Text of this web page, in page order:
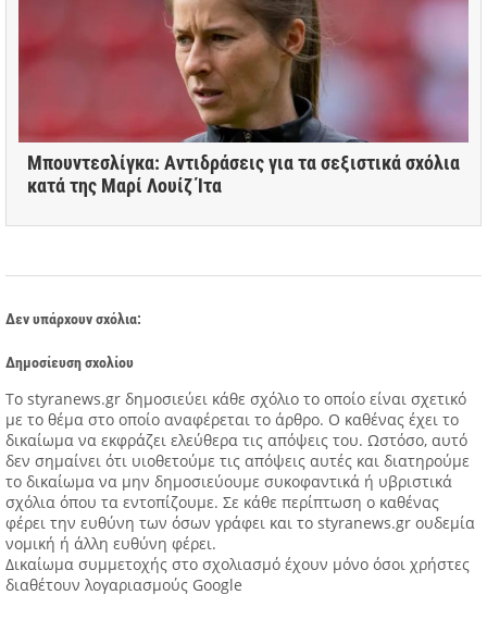
Μπουντεσλίγκα: Αντιδράσεις για τα σεξιστικά σχόλια
κατά της Μαρί Λουίζ Ίτα
Δεν υπάρχουν σχόλια:
Δημοσίευση σχολίου
Tο styranews.gr δημοσιεύει κάθε σχόλιο το οποίο είναι σχετικό
με το θέμα στο οποίο αναφέρεται το άρθρο. Ο καθένας έχει το
δικαίωμα να εκφράζει ελεύθερα τις απόψεις του. Ωστόσο, αυτό
δεν σημαίνει ότι υιοθετούμε τις απόψεις αυτές και διατηρούμε
το δικαίωμα να μην δημοσιεύουμε συκοφαντικά ή υβριστικά
σχόλια όπου τα εντοπίζουμε. Σε κάθε περίπτωση ο καθένας
φέρει την ευθύνη των όσων γράφει και το styranews.gr ουδεμία
νομική ή άλλη ευθύνη φέρει.
Δικαίωμα συμμετοχής στο σχολιασμό έχουν μόνο όσοι χρήστες
διαθέτουν λογαριασμούς Google